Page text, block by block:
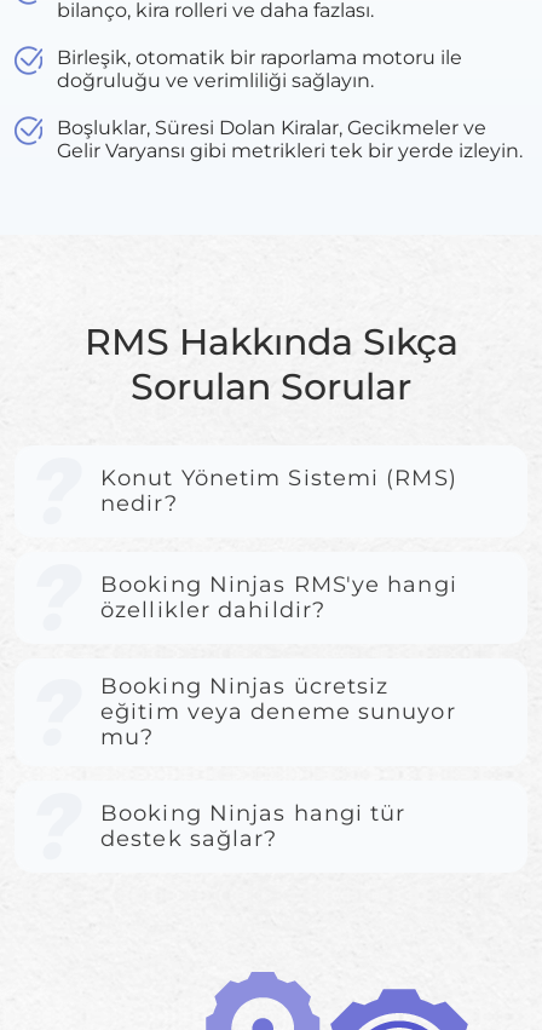
bilanço, kira rolleri ve daha fazlası.
Birleşik, otomatik bir raporlama motoru ile
doğruluğu ve verimliliği sağlayın.
Boşluklar, Süresi Dolan Kiralar, Gecikmeler ve
Gelir Varyansı gibi metrikleri tek bir yerde izleyin.
RMS Hakkında Sıkça
Sorulan Sorular
Konut Yönetim Sistemi (RMS)
nedir?
Booking Ninjas RMS'ye hangi
özellikler dahildir?
Booking Ninjas ücretsiz
eğitim veya deneme sunuyor
mu?
Booking Ninjas hangi tür
destek sağlar?